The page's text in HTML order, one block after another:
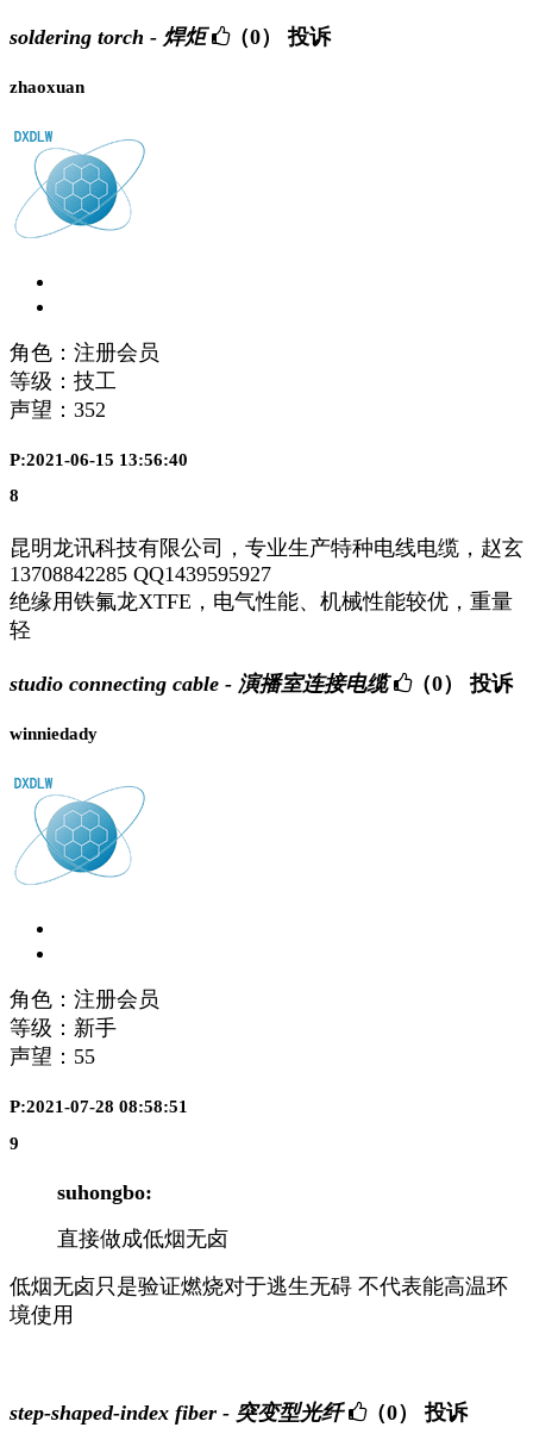
soldering torch - 焊炬 （0） 投诉
zhaoxuan
角色：注册会员
等级：技工
声望： 352
P:2021-06-15 13:56:40
8
昆明龙讯科技有限公司，专业生产特种电线电缆，赵玄
13708842285 QQ1439595927
绝缘用铁氟龙XTFE，电气性能、机械性能较优，重量
轻
studio connecting cable - 演播室连接电缆 （0） 投诉
winniedady
角色：注册会员
等级：新手
声望： 55
P:2021-07-28 08:58:51
9
suhongbo:
直接做成低烟无卤
低烟无卤只是验证燃烧对于逃生无碍 不代表能高温环
境使用
step-shaped-index fiber - 突变型光纤 （0） 投诉